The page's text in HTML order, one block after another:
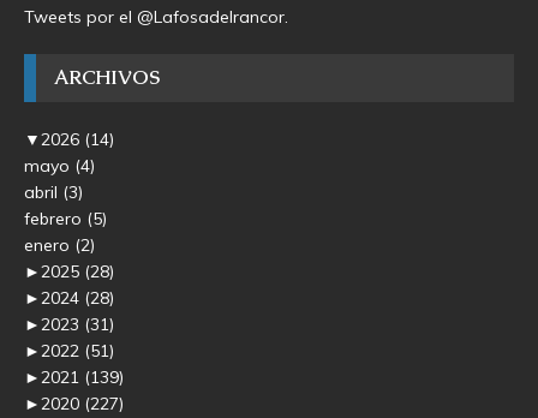
Tweets por el @Lafosadelrancor.
ARCHIVOS
▼2026 (14)
mayo (4)
abril (3)
febrero (5)
enero (2)
►2025 (28)
►2024 (28)
►2023 (31)
►2022 (51)
►2021 (139)
►2020 (227)